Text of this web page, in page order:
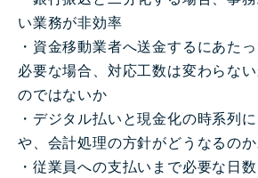
い業務が非効率
・資金移動業者へ送金するにあた
必要な場合、対応工数は変わらな
のではないか
・デジタル払いと現金化の時系列
や、会計処理の方針がどうなるの
・従業員への支払いまで必要な日